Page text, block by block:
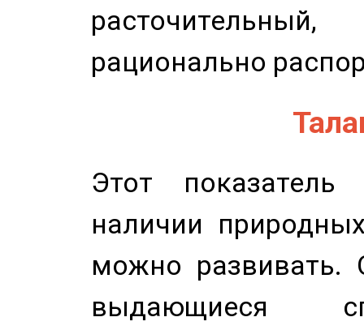
рационально
Этот показатель
наличии
можно развивать.
выдающиеся